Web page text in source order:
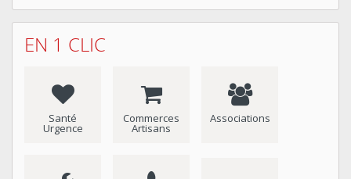
EN 1 CLIC
Santé
Urgence
Commerces
Artisans
Associations